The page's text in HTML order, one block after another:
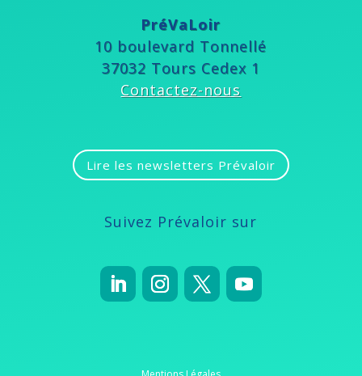
PréVaLoir
10 boulevard Tonnellé
37032 Tours Cedex 1
Contactez-nous
Lire les newsletters Prévaloir
Suivez Prévaloir sur